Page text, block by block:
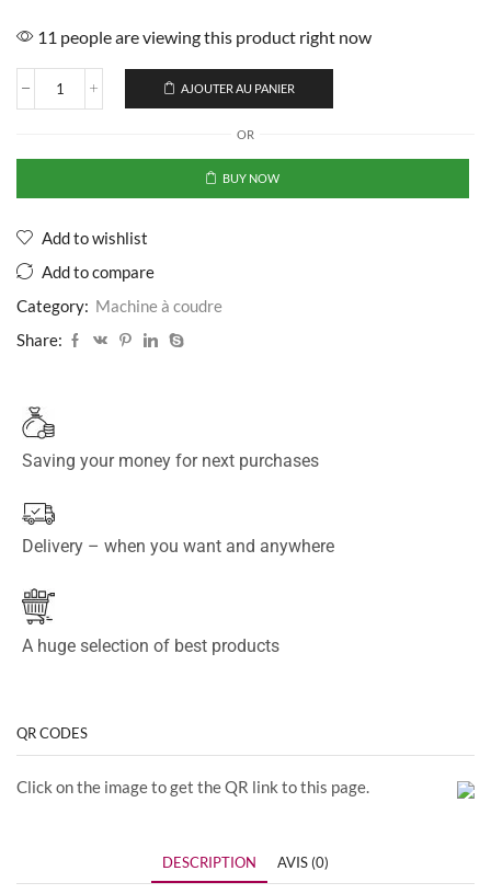
11 people are viewing this product right now
AJOUTER AU PANIER
OR
BUY NOW
Add to wishlist
Add to compare
Category: Machine à coudre
Share:
Saving your money for next purchases
Delivery – when you want and anywhere
A huge selection of best products
QR CODES
Click on the image to get the QR link to this page.
DESCRIPTION AVIS (0)